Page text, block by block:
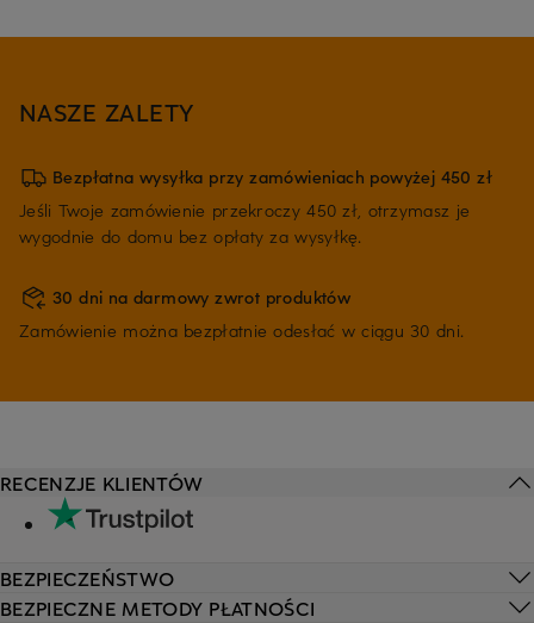
NASZE ZALETY
Bezpłatna wysyłka przy zamówieniach powyżej 450 zł
Jeśli Twoje zamówienie przekroczy 450 zł, otrzymasz je
wygodnie do domu bez opłaty za wysyłkę.
30 dni na darmowy zwrot produktów
Zamówienie można bezpłatnie odesłać w ciągu 30 dni.
RECENZJE KLIENTÓW
BEZPIECZEŃSTWO
BEZPIECZNE METODY PŁATNOŚCI